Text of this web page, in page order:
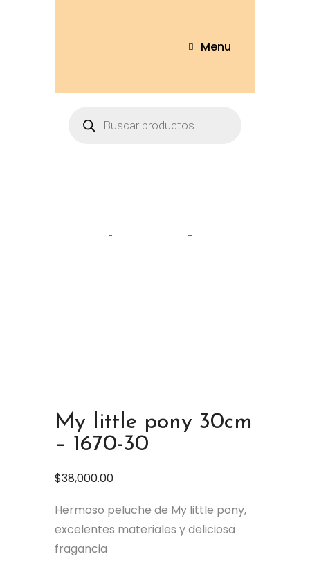
Menu
My little pony 30cm
– 1670-30
$38,000.00
Hermoso peluche de My little pony,
excelentes materiales y deliciosa
fragancia